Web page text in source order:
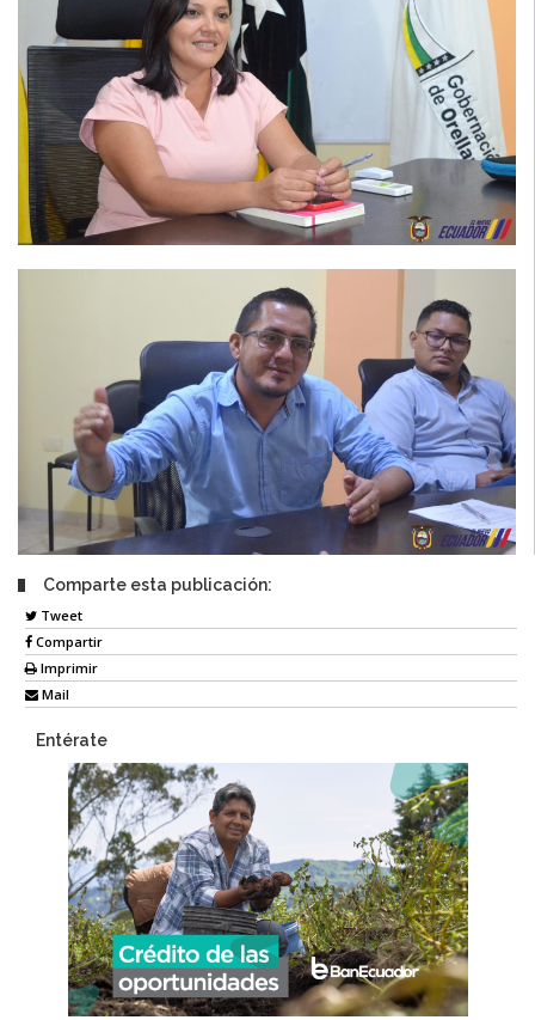
Comparte esta publicación:
Tweet
Compartir
Imprimir
Mail
Entérate